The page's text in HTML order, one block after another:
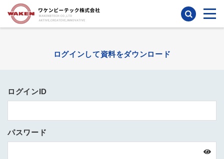
検索
ログインして資料をダウンロード
ログインID
パスワード